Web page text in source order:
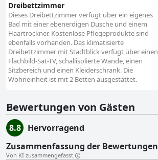
Dreibettzimmer
Dieses Dreibettzimmer verfügt über ein eigenes
Bad mit einer ebenerdigen Dusche und einem
Haartrockner. Kostenlose Pflegeprodukte sind
ebenfalls vorhanden. Das klimatisierte
Dreibettzimmer mit Stadtblick verfügt über einen
Flachbild-Sat-TV, schallisolierte Wände, einen
Sitzbereich und einen Kleiderschrank. Die
Wohneinheit ist mit 2 Betten ausgestattet.
Bewertungen von Gästen
8.8
Hervorragend
Zusammenfassung der Bewertungen
Von KI zusammengefasst